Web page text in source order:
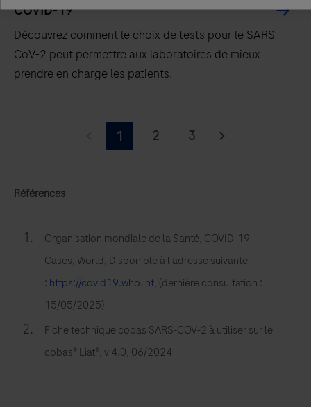
COVID-19
Découvrez comment le choix de tests pour le SARS-
CoV-2 peut permettre aux laboratoires de mieux
prendre en charge les patients.
de
pour
peut
permettre
1 2 3
Références
Organisation mondiale de la Santé, COVID-19
Cases, World, Disponible à l'adresse suivante
: https://covid19.who.int, (dernière consultation :
15/05/2025)
Fiche technique cobas SARS-COV-2 à utiliser sur le
cobas® Liat®, v 4.0, 06/2024